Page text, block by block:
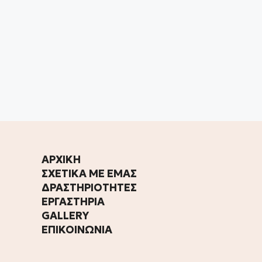
ΑΡΧΙΚΗ
ΣΧΕΤΙΚΑ ΜΕ ΕΜΑΣ
ΔΡΑΣΤΗΡΙΟΤΗΤΕΣ
ΕΡΓΑΣΤΗΡΙΑ
GALLERY
ΕΠΙΚΟΙΝΩΝΙΑ